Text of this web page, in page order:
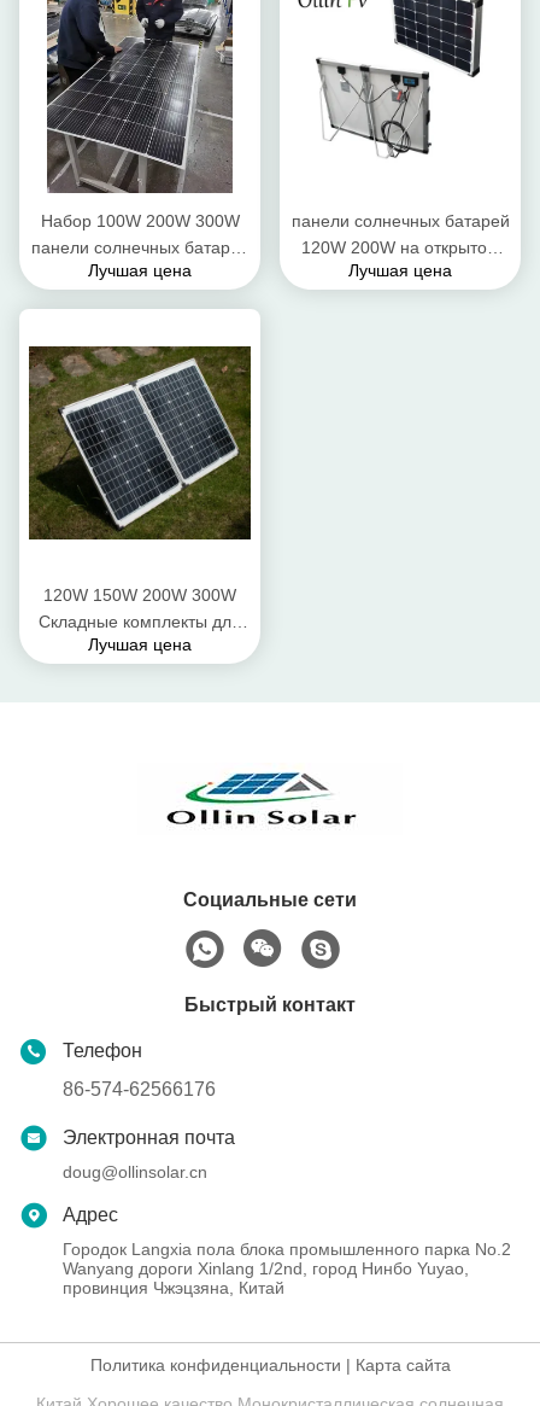
Набор 100W 200W 300W
панели солнечных батарей
поликристаллического
Лучшая цена
панели солнечных батарей
120W 200W на открытом
воздухе солнечные
Лучшая цена
120W 150W 200W 300W
Складные комплекты для
кемпинга с солнечными
Лучшая цена
Социальные сети
Быстрый контакт
Телефон
86-574-62566176
Электронная почта
doug@ollinsolar.cn
Адрес
Городок Langxia пола блока промышленного парка No.2
Wanyang дороги Xinlang 1/2nd, город Нинбо Yuyao,
провинция Чжэцзяна, Китай
Политика конфиденциальности | Карта сайта